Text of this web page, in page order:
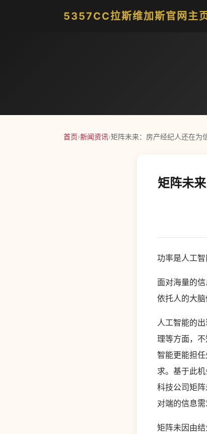
5357CC拉斯维加斯官网主
首页›新闻资讯›矩阵未来：房产经纪人还在为
矩阵未
功率是人工智
面对海量的
依托人的大
人工智能的
理等方面，
智能更能担
求。基于此
科技公司矩
对端的信息需
矩阵未因由